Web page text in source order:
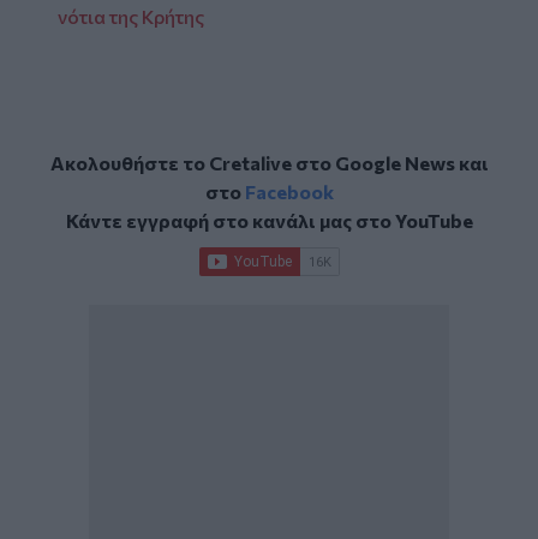
νότια της Κρήτης
Ακολουθήστε το Cretalive στο Google Newsκαι
στο Facebook
Κάντε εγγραφή στο κανάλι μας στοYouTube